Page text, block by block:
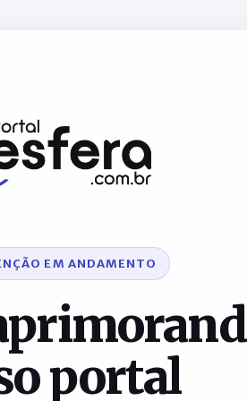
EM ANDAMENTO
portal